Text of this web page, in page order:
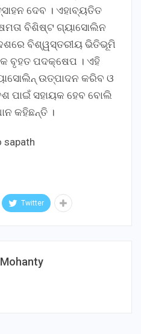
ଦେବ । ଏହାବ୍ୟତିତ
ବିଶିଷ୍ଟ ଗ୍ୟାସୋଲିନ
ବିଶ୍ୱସ୍ତରୀୟ ଭିତିଭୂମି
ବୃହତ ପଦକ୍ଷେପ । ଏହି
ଉତ୍ପାଦନ କରିବ ଓ
ପାଇଁ ସହାୟକ ହେବ ବୋଲି
କହିଛନ୍ତି ।
Twitter